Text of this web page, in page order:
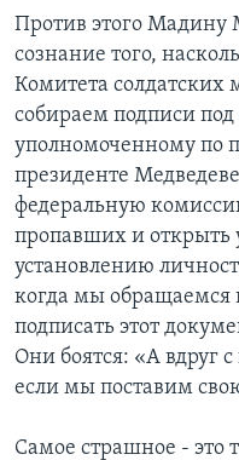
Против этого Мадину
сознание того,
Комитета
собираем подписи
уполномоченному по
президенте
федеральную
пропавших и открыть
установлению
когда мы обращаемся
подписать этот
Они боятся: «А вдруг
если мы поставим
Самое страшное - это